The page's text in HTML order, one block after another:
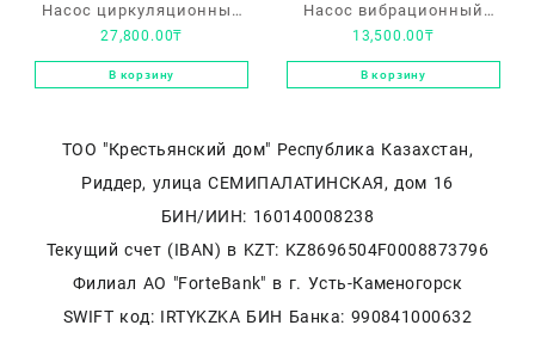
Насос циркуляционный
Вихрь Ц-25/8
27,800.00₸
В корзину
Насос вибрационный
«Ручеёк 1»
13,500.00₸
В корзину
ТОО "Крестьянский дом" Республика Казахстан,
Риддер, улица СЕМИПАЛАТИНСКАЯ, дом 16
БИН/ИИН: 160140008238
Текущий счет (IBAN) в KZT: KZ8696504F0008873796
Филиал АО "ForteBank" в г. Усть-Каменогорск
SWIFT код: IRTYKZKA БИН Банка: 990841000632